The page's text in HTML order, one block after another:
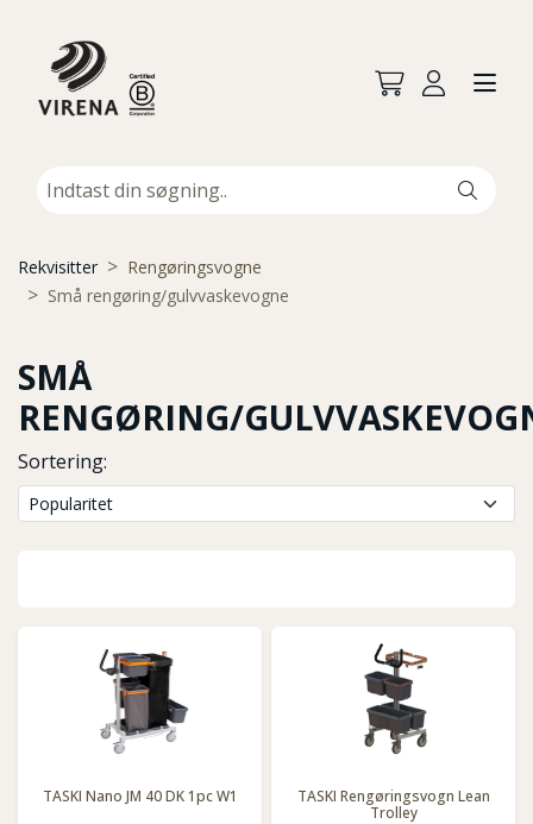
Rekvisitter
Rengøringsvogne
Små rengøring/gulvvaskevogne
SMÅ
RENGØRING/
Sortering:
TASKI Nano JM 40 DK 1pc W1
TASKI Rengøringsvogn Lean
Trolley